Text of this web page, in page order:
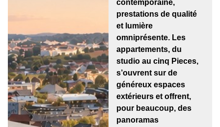
contemporaine,
prestations de qualité
et lumière
omniprésente. Les
appartements, du
studio au cinq Pieces,
s’ouvrent sur de
généreux espaces
extérieurs et offrent,
pour beaucoup, des
panoramas